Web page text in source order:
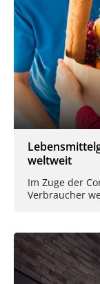
weltweit
Im Zuge der
Verbraucher